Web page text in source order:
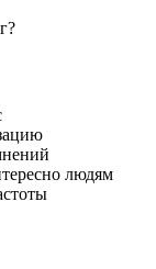
людям